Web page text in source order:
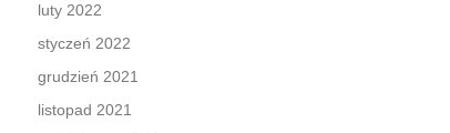
luty 2022
styczeń 2022
grudzień 2021
listopad 2021